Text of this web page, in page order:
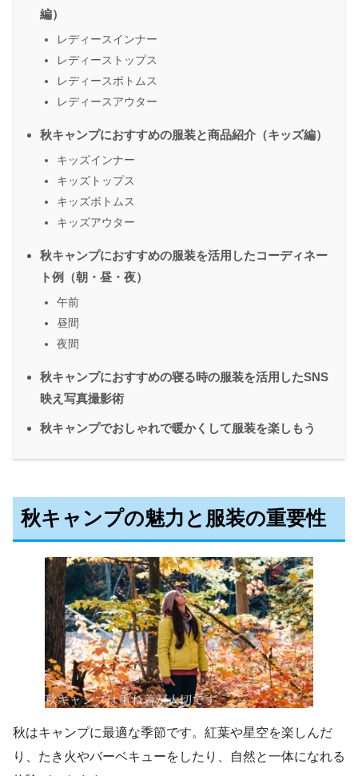
編）
レディースインナー
レディーストップス
レディースボトムス
レディースアウター
秋キャンプにおすすめの服装と商品紹介（キッズ編）
キッズインナー
キッズトップス
キッズボトムス
キッズアウター
秋キャンプにおすすめの服装を活用したコーディネー
ト例（朝・昼・夜）
午前
昼間
夜間
秋キャンプにおすすめの寝る時の服装を活用したSNS
映え写真撮影術
秋キャンプでおしゃれで暖かくして服装を楽しもう
秋キャンプの魅力と服装の重要性
秋はキャンプに最適な季節です。紅葉や星空を楽しんだ
り、たき火やバーベキューをしたり、自然と一体になれる